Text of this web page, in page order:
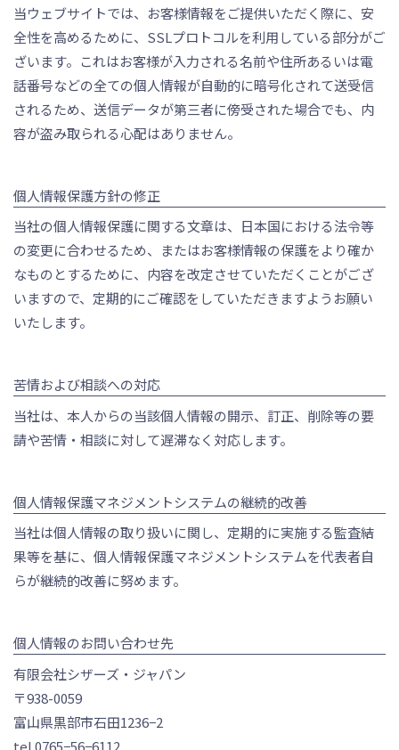
当ウェブサイトでは、お客様情報をご提供いただく際に、安
全性を高めるために、SSLプロトコルを利用している部分がご
ざいます。これはお客様が入力される名前や住所あるいは電
話番号などの全ての個人情報が自動的に暗号化されて送受信
されるため、送信データが第三者に傍受された場合でも、内
容が盗み取られる心配はありません。
個人情報保護方針の修正
当社の個人情報保護に関する文章は、日本国における法令等
の変更に合わせるため、またはお客様情報の保護をより確か
なものとするために、内容を改定させていただくことがござ
いますので、定期的にご確認をしていただきますようお願い
いたします。
苦情および相談への対応
当社は、本人からの当該個人情報の開示、訂正、削除等の要
請や苦情・相談に対して遅滞なく対応します。
個人情報保護マネジメントシステムの継続的改善
当社は個人情報の取り扱いに関し、定期的に実施する監査結
果等を基に、個人情報保護マネジメントシステムを代表者自
らが継続的改善に努めます。
個人情報のお問い合わせ先
有限会社シザーズ・ジャパン
〒938-0059
富山県黒部市石田1236−2
tel. 0765−56−6112